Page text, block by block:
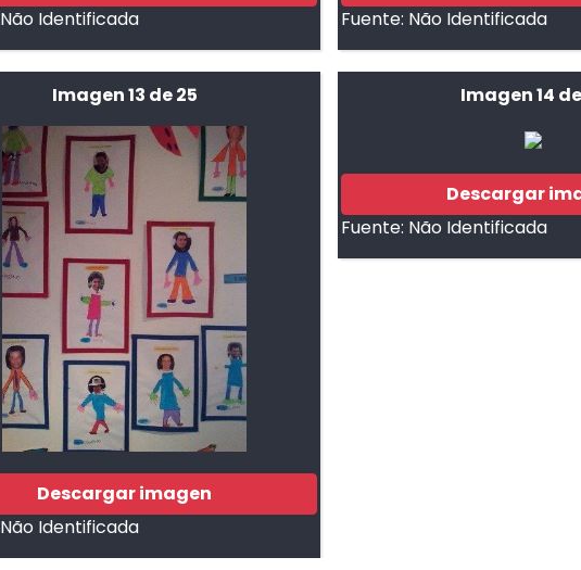
Não Identificada
Fuente: Não Identificada
Imagen 13 de 25
Descargar imagen
Não Identificada
Imagen 14
Descargar
Fuente: Não Identificada